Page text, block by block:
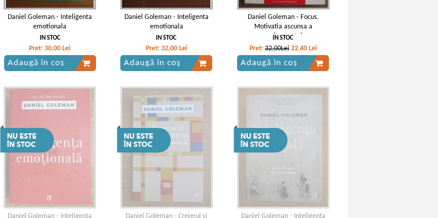
Daniel Goleman - Inteligenta
emotionala
IN STOC
Pret:30,00 Lei
Adaugă în coș
Daniel Goleman - Inteligenta
emotionala
IN STOC
Pret: 32,00 Lei
Adaugă în coș
Daniel Goleman - Focus.
Motivatia ascunsa a
performantei
IN STOC
Pret:32,00Lei 22,40 Lei
Adaugă în coș
Daniel Goleman - Inteligenta
Daniel Goleman - Creierul si
Daniel Goleman - Inteligenta